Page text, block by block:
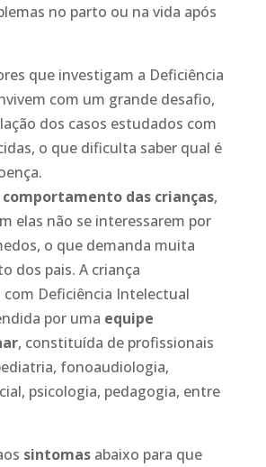
no parto ou na vida após
que investigam a Deficiência
com um grande desafio,
dos casos estudados com
o que dificulta saber qual é
comportamento das crianças,
elas não se interessarem por
o que demanda muita
dos pais. A criança
Deficiência Intelectual
por uma equipe
, constituída de profissionais
fonoaudiologia,
psicologia, pedagogia, entre
sintomasabaixo para que